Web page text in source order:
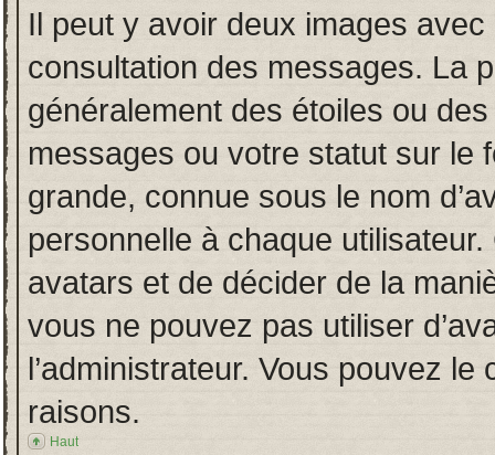
Il peut y avoir deux images
consultation des messages. La
généralement des étoiles ou
messages ou votre statut sur le
grande, connue sous le nom
personnelle à chaque utilisateur.
avatars et de décider de la
vous ne pouvez pas utiliser
l’administrateur. Vous pouvez
raisons.
Haut